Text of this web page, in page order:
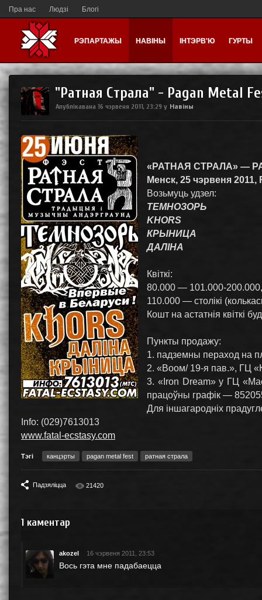
Пра нас Людзі Блогі
РЭПАРТАЖЫ НАВІНЫ ІНТЭРВ'Ю ГУРТЫ
"Ратная Страла" - Pagan Metal
Апублікавана 16 чэрвеня 2011, 23:29 у Навіны
«РАТНАЯ СТРАЛА» —
Менск, 25 чэрвеня 2011,
Возьмуць удзел:
ТЕМНОЗОРЬ
KHORS
КРЫНИЦА
ДАЛІНА
Квіткі:
80.000 — 101.000-
110.000 — столікі
Кошт на астатнія квіткі
Пункты продажу:
1. падземны пераход на
2. «Bоом/ 19-я пав.», ГЦ
3. «Iron Dream» у ГЦ
працоўны графік —
Для іншагародніх
Info: (029)7613013
www.fatal-ecstasy.com
Тэгі канцэрты pagan metal fest ратная страла
Падзяліцца 21420
1 каментар
akozel 16 чэрвеня 2011, 23:53
Вось гэта мне падабаецца